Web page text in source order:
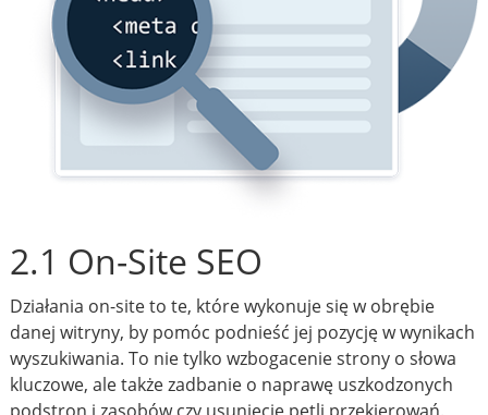
2.1 On-Site SEO
Działania on-site to te, które wykonuje się w obrębie
danej witryny, by pomóc podnieść jej pozycję w wynikach
wyszukiwania. To nie tylko wzbogacenie strony o słowa
kluczowe, ale także zadbanie o naprawę uszkodzonych
podstron i zasobów czy usunięcie pętli przekierowań.